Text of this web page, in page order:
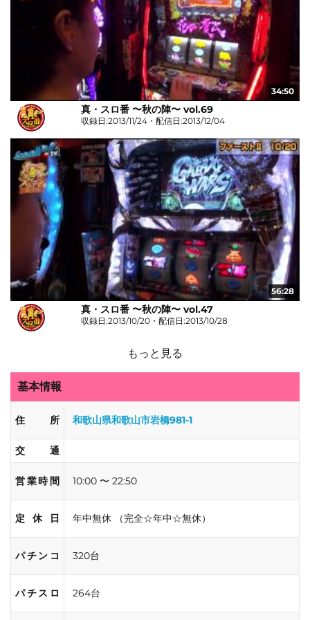
34:50
真・スロ番 〜秋の陣〜 vol.69
収録日:2013/11/24・配信日:2013/12/04
56:28
真・スロ番 〜秋の陣〜 vol.47
収録日:2013/10/20・配信日:2013/10/28
もっと見る
基本情報
住所 和歌山県和歌山市岩橋981-1
交通
営業時間 10:00 〜 22:50
定休日 年中無休 （完全☆年中☆無休）
パチンコ 320台
パチスロ 264台